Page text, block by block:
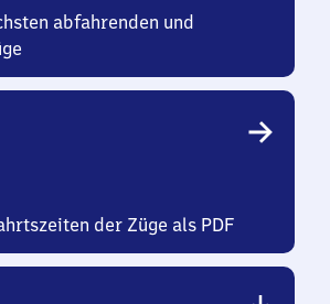
abfahrenden und
der Züge als PDF